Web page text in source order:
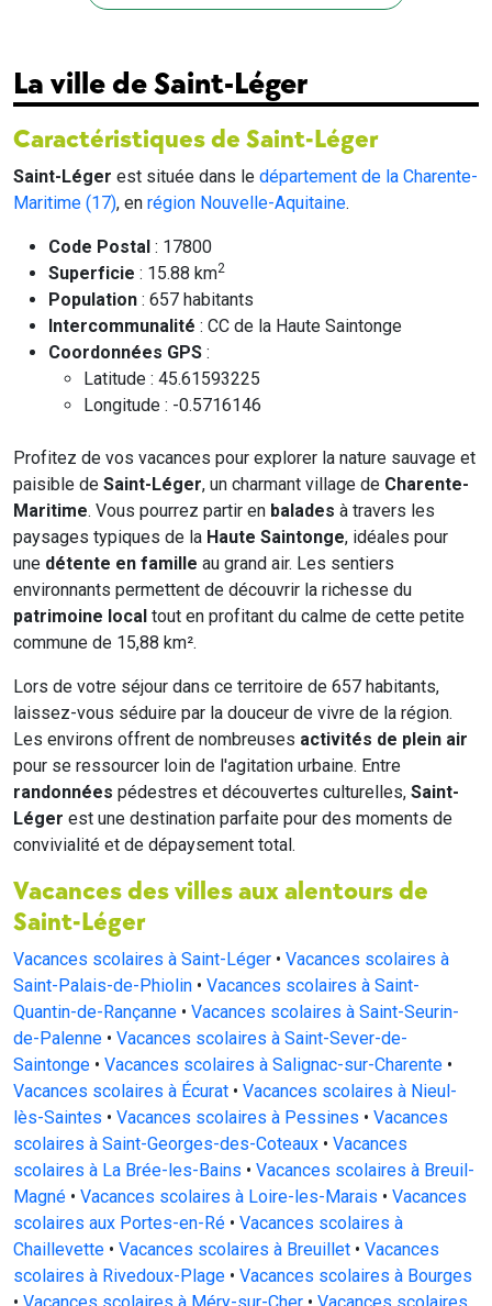
La ville de Saint-Léger
Caractéristiques de Saint-Léger
Saint-Léger est située dans le département de la Charente-
Maritime (17), en région Nouvelle-Aquitaine.
Code Postal : 17800
Superficie : 15.88 km2
Population : 657 habitants
Intercommunalité : CC de la Haute Saintonge
Coordonnées GPS :
Latitude : 45.61593225
Longitude : -0.5716146
Profitez de vos vacances pour explorer la nature sauvage et
paisible de Saint-Léger, un charmant village de Charente-
Maritime. Vous pourrez partir en balades à travers les
paysages typiques de la Haute Saintonge, idéales pour
une détente en famille au grand air. Les sentiers
environnants permettent de découvrir la richesse du
patrimoine local tout en profitant du calme de cette petite
commune de 15,88 km².
Lors de votre séjour dans ce territoire de 657 habitants,
laissez-vous séduire par la douceur de vivre de la région.
Les environs offrent de nombreuses activités de plein air
pour se ressourcer loin de l'agitation urbaine. Entre
randonnées pédestres et découvertes culturelles, Saint-
Léger est une destination parfaite pour des moments de
convivialité et de dépaysement total.
Vacances des villes aux alentours de
Saint-Léger
Vacances scolaires à Saint-Léger • Vacances scolaires à
Saint-Palais-de-Phiolin • Vacances scolaires à Saint-
Quantin-de-Rançanne • Vacances scolaires à Saint-Seurin-
de-Palenne • Vacances scolaires à Saint-Sever-de-
Saintonge • Vacances scolaires à Salignac-sur-Charente •
Vacances scolaires à Écurat • Vacances scolaires à Nieul-
lès-Saintes • Vacances scolaires à Pessines • Vacances
scolaires à Saint-Georges-des-Coteaux • Vacances
scolaires à La Brée-les-Bains • Vacances scolaires à Breuil-
Magné • Vacances scolaires à Loire-les-Marais • Vacances
scolaires aux Portes-en-Ré • Vacances scolaires à
Chaillevette • Vacances scolaires à Breuillet • Vacances
scolaires à Rivedoux-Plage • Vacances scolaires à Bourges